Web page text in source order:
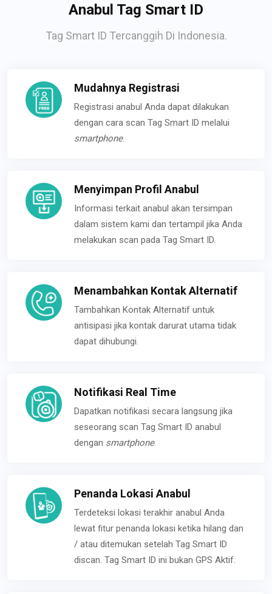
Anabul Tag Smart ID
Tag Smart ID Tercanggih Di Indonesia.
Mudahnya Registrasi
Registrasi anabul Anda dapat dilakukan
dengan cara scan Tag Smart ID melalui
smartphone.
Menyimpan Profil Anabul
Informasi terkait anabul akan tersimpan
dalam sistem kami dan tertampil jika Anda
melakukan scan pada Tag Smart ID.
Menambahkan Kontak Alternatif
Tambahkan Kontak Alternatif untuk
antisipasi jika kontak darurat utama tidak
dapat dihubungi.
Notifikasi Real Time
Dapatkan notifikasi secara langsung jika
seseorang scan Tag Smart ID anabul
dengan smartphone.
Penanda Lokasi Anabul
Terdeteksi lokasi terakhir anabul Anda
lewat fitur penanda lokasi ketika hilang dan
/ atau ditemukan setelah Tag Smart ID
discan. Tag Smart ID ini bukan GPS Aktif.